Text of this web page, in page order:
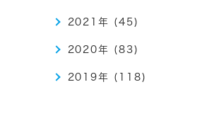
2021年 (45)
2020年 (83)
2019年 (118)